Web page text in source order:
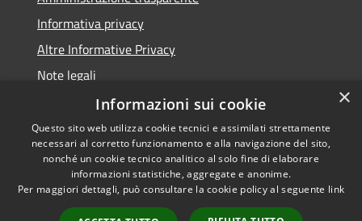
Informativa privacy
Altre Informative Privacy
Note legali
Dichiarazione di accessibilità
RSS
Accessibilità
Copyright © 2026 • Comune di
×
Informazioni sui cookie
Questo sito web utilizza cookie tecnici e assimilati strettamente
necessari al corretto funzionamento e alla navigazione del sito,
nonché un cookie tecnico analitico al solo fine di elaborare
informazioni statistiche, aggregate e anonime.
Per maggiori dettagli, può consultare la cookie policy al seguente link